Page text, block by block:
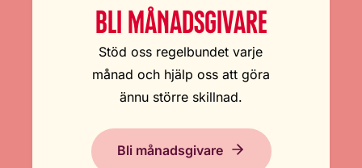
BLI MÅNADSGIVARE
Stöd oss regelbundet varje
månad och hjälp oss att göra
ännu större skillnad.
Bli månadsgivare